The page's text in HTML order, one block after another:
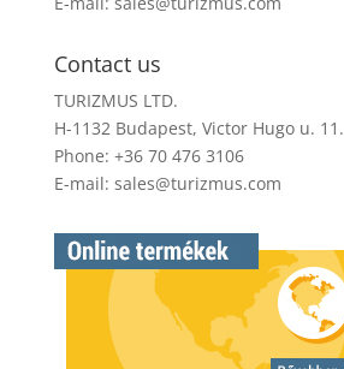
Contact us
TURIZMUS LTD.
H-1132 Budapest, Victor Hugo u. 11.
Phone: +36 70 476 3106
E-mail: sales@turizmus.com